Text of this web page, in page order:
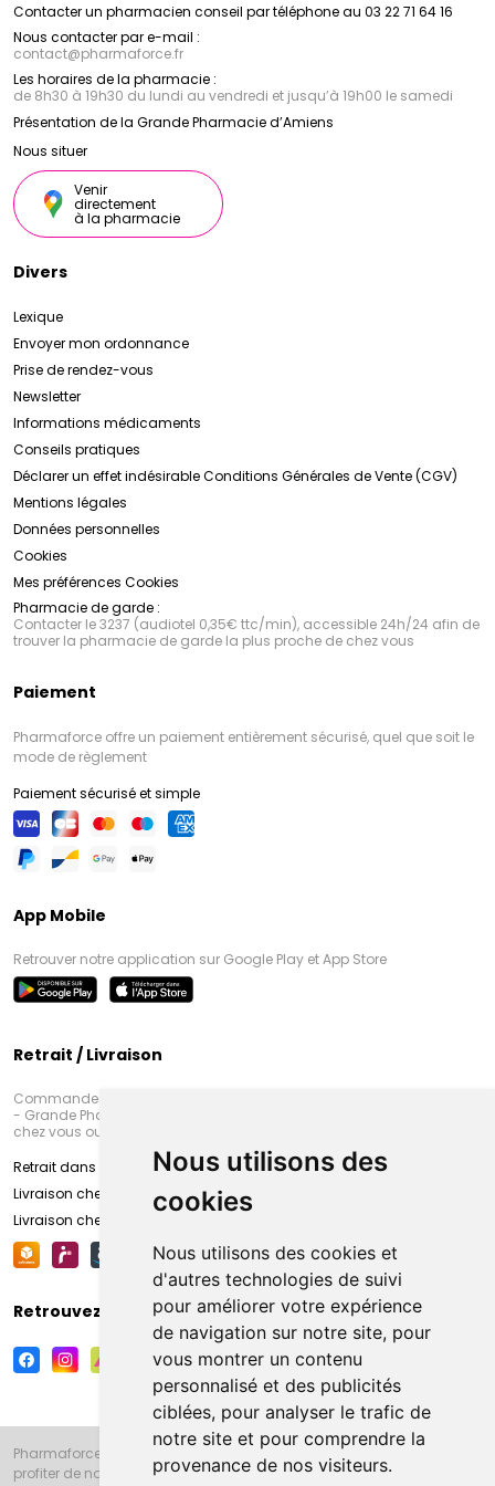
Nous utilisons des
cookies
Nous utilisons des cookies et
d'autres technologies de suivi
pour améliorer votre expérience
de navigation sur notre site, pour
vous montrer un contenu
personnalisé et des publicités
ciblées, pour analyser le trafic de
notre site et pour comprendre la
provenance de nos visiteurs.
Contacter un pharmacien conseil par téléphone au 03 22 71 64 16
Nous contacter par e-mail :
contact@pharmaforce.fr
Les horaires de la pharmacie :
de 8h30 à 19h30 du lundi au vendredi et jusqu’à 19h00 le samedi
Présentation de la Grande Pharmacie d’Amiens
Nous situer
Venir
directement
à la pharmacie
Divers
Lexique
Envoyer mon ordonnance
Prise de rendez-vous
Newsletter
Informations médicaments
Conseils pratiques
Déclarer un effet indésirableConditions Générales de Vente (CGV)
Mentions légales
Données personnelles
Cookies
Mes préférences Cookies
Pharmacie de garde :
Contacter le 3237 (audiotel 0,35€ ttc/min), accessible 24h/24 afin de
trouver la pharmacie de garde la plus proche de chez vous
Paiement
Pharmaforce offre un paiement entièrement sécurisé, quel que soit le
mode de règlement
Paiement sécurisé et simple
App Mobile
Retrouver notre application sur Google Play et App Store
Retrait / Livraison
Commandez en ligne et venez chercher votre commande à Amiens
- Grande Pharmacie d’Amiens (Fachon) ou recevez-là rapidement
chez vous ou en point retrait
Retrait dans la pharmacie d’Amiens
Livraison chez vous
Livraison chez votre commerçant
Retrouvez-nous sur vos réseaux sociaux
Pharmaforce.fr et la Grande Pharmacie d’Amiens vous souhaitent de
profiter de notre accueil, de nos conseils pharmaceutiques,